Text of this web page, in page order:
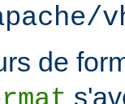
de